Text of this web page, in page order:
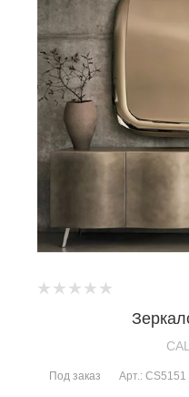
Под заказ Арт.: CS5151